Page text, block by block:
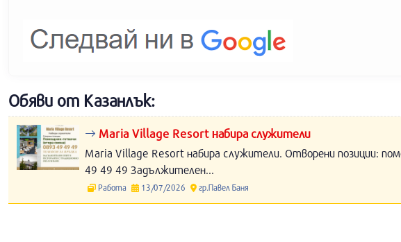
Обяви от Казанлък:
Maria Village Resort набира служители
Maria Village Resort набира служители. Отворени позиции:
49 49 49 Задължителен...
Работа 13/07/2026 гр.Павел Баня